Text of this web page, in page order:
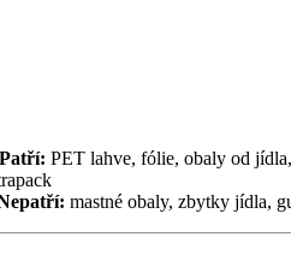
PET lahve, fólie, obaly od
mastné obaly, zbytky jídla,